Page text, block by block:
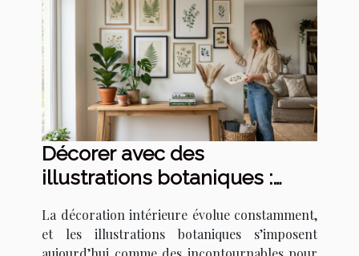
Décorer avec des
illustrations botaniques :
La décoration intérieure évolue constamment,
et les illustrations botaniques s’imposent